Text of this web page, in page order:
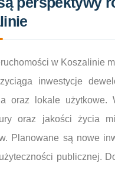
w Koszalinie
inwestycje
oraz lokale użytkowe.
oraz jakości życia
Planowane są nowe
publicznej.